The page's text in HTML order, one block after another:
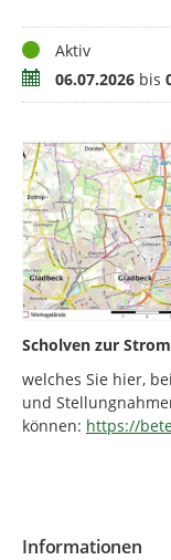
StatusAktiv
Zeitraum06.07.2026 bis
Scholven zur
welches Sie hier,
und
können: https://
Informationen